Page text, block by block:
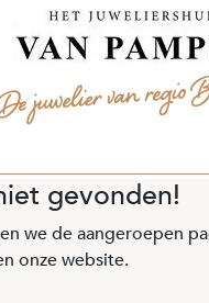
gevonden!
we de aangeroepen
onze website.